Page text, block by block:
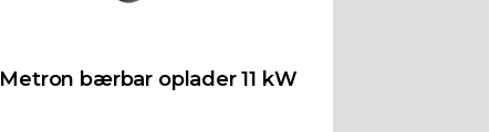
Metron bærbar oplader 11 kW